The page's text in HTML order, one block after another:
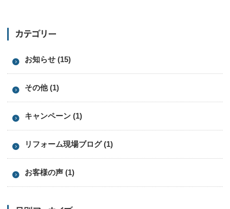
カテゴリー
お知らせ (15)
その他 (1)
キャンペーン (1)
リフォーム現場ブログ (1)
お客様の声 (1)